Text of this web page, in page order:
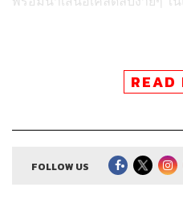
สามารถฟังพอดแคส
READ
FOLLOW US